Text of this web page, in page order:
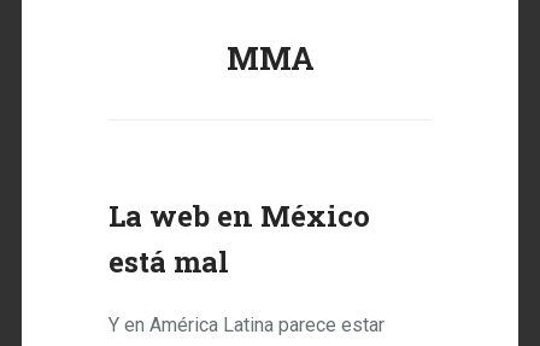
MMA
La web en México
está mal
Y en América Latina parece estar